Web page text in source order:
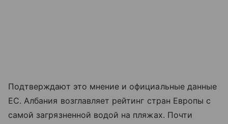
Подтверждают это мнение и официальные данные
ЕС. Албания возглавляет рейтинг стран Европы с
самой загрязненной водой на пляжах. Почти